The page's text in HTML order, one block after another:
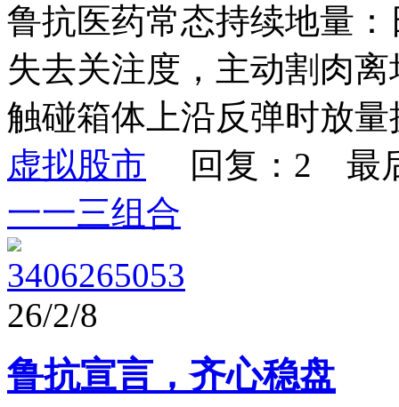
鲁抗医药常态持续地量
失去关注度，主动割肉
触碰箱体上沿反弹时放
虚拟股市 回复：2 最
一一三组合
3406265053
26/2/8
鲁抗宣言，齐心稳盘